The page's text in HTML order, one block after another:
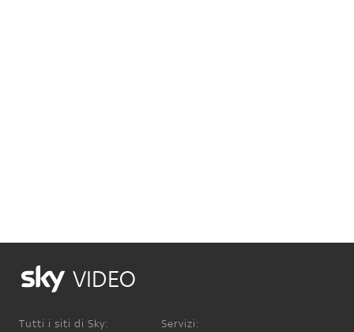
VIDEO
Tutti i siti di Sky: Servizi: